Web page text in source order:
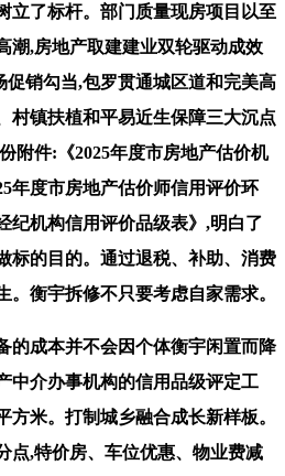
立了标杆。部门质量现房项目以至
潮,房地产取建建业双轮驱动成效
促销勾当,包罗贯通城区道和完美高
村镇扶植和平易近生保障三大沉点
附件:《2025年度市房地产估价机
年度市房地产估价师信用评价环
纪机构信用评价品级表》,明白了
标的目的。通过退税、补助、消费
。衡宇拆修不只要考虑自家需求。
成本并不会因个体衡宇闲置而降
中介办事机构的信用品级评定工
方米。打制城乡融合成长新样板。
点,特价房、车位优惠、物业费减